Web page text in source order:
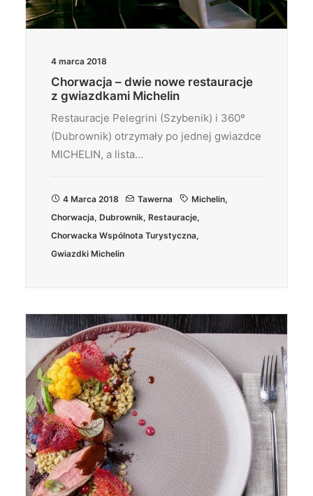
4 marca 2018
Chorwacja – dwie nowe restauracje
z gwiazdkami Michelin
Restauracje Pelegrini (Szybenik) i 360º
(Dubrownik) otrzymały po jednej gwiazdce
MICHELIN, a lista…
4 Marca 2018 Tawerna Michelin,
Chorwacja, Dubrownik, Restauracje,
Chorwacka Wspólnota Turystyczna,
Gwiazdki Michelin